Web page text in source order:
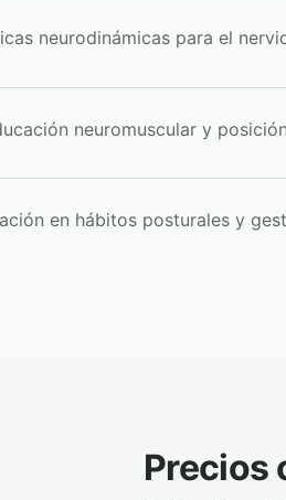
neurodinámicas para el
neuromuscular y
en hábitos posturales y
Precios